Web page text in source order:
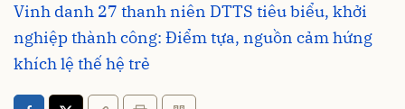
Vinh danh 27 thanh niên DTTS tiêu biểu, khởi
nghiệp thành công: Điểm tựa, nguồn cảm hứng
khích lệ thế hệ trẻ